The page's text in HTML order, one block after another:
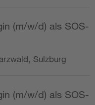
(m/w/d) als SOS-
Sulzburg
(m/w/d) als SOS-